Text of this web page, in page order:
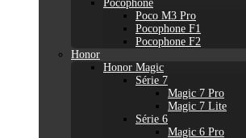
Pocophone
Poco M3 Pro
Pocophone F1
Pocophone F2
Honor
Honor Magic
Série 7
Magic 7 Pro
Magic 7 Lite
Série 6
Magic 6 Pro